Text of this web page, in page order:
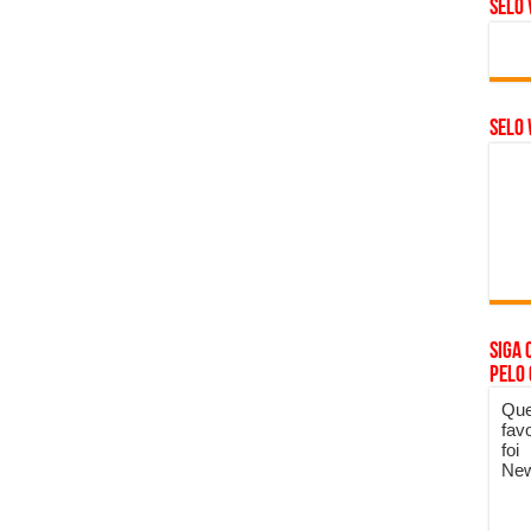
Selo
SELO
Siga
pelo
foi